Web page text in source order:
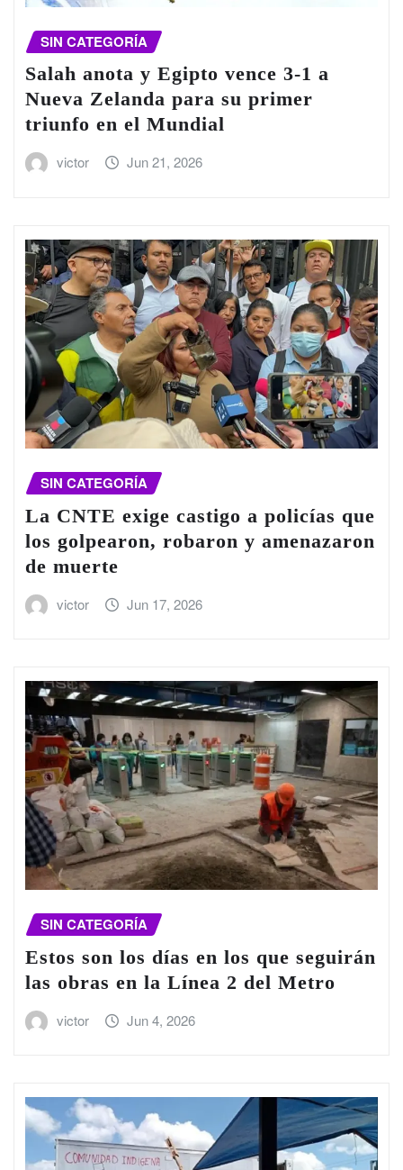
SIN CATEGORÍA
Salah anota y Egipto vence 3-1 a
Nueva Zelanda para su primer
triunfo en el Mundial
victor Jun 21, 2026
SIN CATEGORÍA
La CNTE exige castigo a policías que
los golpearon, robaron y amenazaron
de muerte
victor Jun 17, 2026
SIN CATEGORÍA
Estos son los días en los que seguirán
las obras en la Línea 2 del Metro
victor Jun 4, 2026